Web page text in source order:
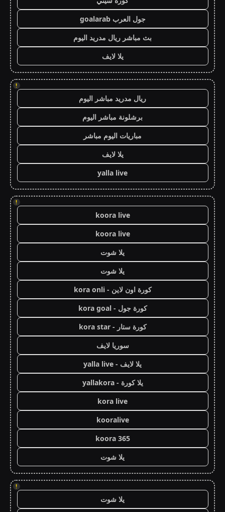
جول العرب goalarab
بث مباشر ريال مدريد اليوم
يلا لايف
!
ريال مدريد مباشر اليوم
برشلونة مباشر اليوم
مباريات اليوم مباشر
يلا لايف
yalla live
!
koora live
koora live
يلا شوت
يلا شوت
كورة اون لاين - kora onli
كورة جول - kora goal
كورة ستار - kora star
سوريا لايف
يلا لايف - yalla live
يلا كورة - yallakora
kora live
kooralive
koora 365
يلا شوت
!
يلا شوت